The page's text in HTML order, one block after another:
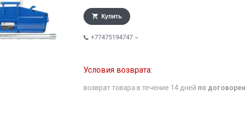
Купить
+77475194747
возврат товара в течение 14 дней по